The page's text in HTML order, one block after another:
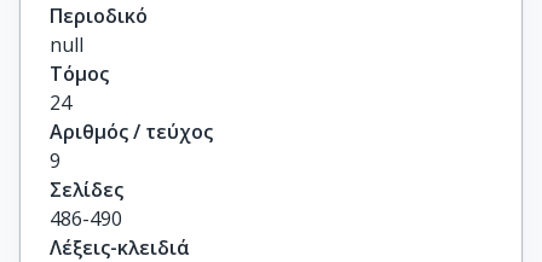
Περιοδικό
null
Τόμος
24
Αριθμός / τεύχος
9
Σελίδες
486-490
Λέξεις-κλειδιά